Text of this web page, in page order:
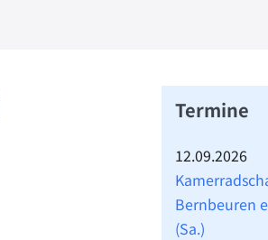
Termine
12.09.2026
Bernbeuren
(Sa.)